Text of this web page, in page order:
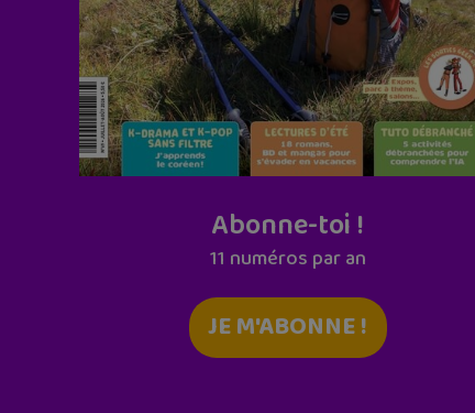
Abonne-toi !
11 numéros par an
JE M'ABONNE !